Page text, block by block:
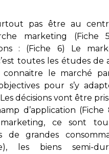
pas être au
marketing (Fiche
: (Fiche 6) Le
toutes les études de
connaitre le marché
pour s’y
décisions vont être
d’application (Fiche
ce sont
de grandes
les biens semi-